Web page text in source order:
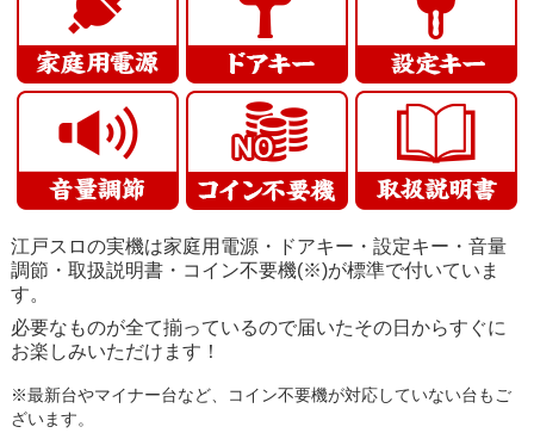
江戸スロの実機は家庭用電源・ドアキー・設定キー・音量
調節・取扱説明書・コイン不要機(※)が標準で付いていま
す。
必要なものが全て揃っているので届いたその日からすぐに
お楽しみいただけます！
※最新台やマイナー台など、コイン不要機が対応していない台もご
ざいます。